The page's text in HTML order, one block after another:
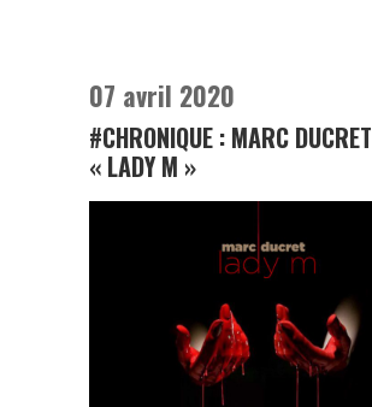
07 avril 2020
#CHRONIQUE : MARC DUCRET
« LADY M »